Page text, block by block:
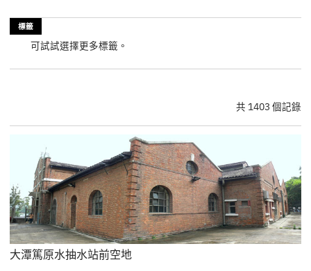
標籤
可試試選擇更多標籤。
共 1403 個記錄
大潭篤原水抽水站前空地